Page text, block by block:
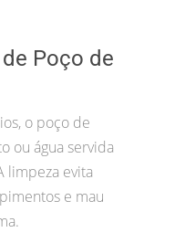
Poço de
o poço de
ou água servida
limpeza evita
e mau